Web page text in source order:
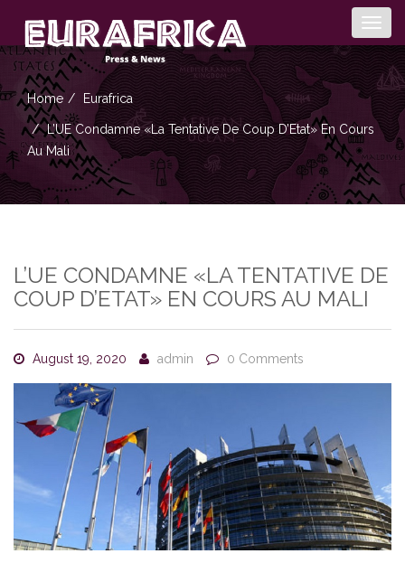
Home Eurafrica
L’UE Condamne «la Tentative De Coup D’Etat» En Cours
Au Mali
L’UE CONDAMNE «LA TENTATIVE DE
COUP D’ETAT» EN COURS AU MALI
August 19, 2020 admin 0 Comments